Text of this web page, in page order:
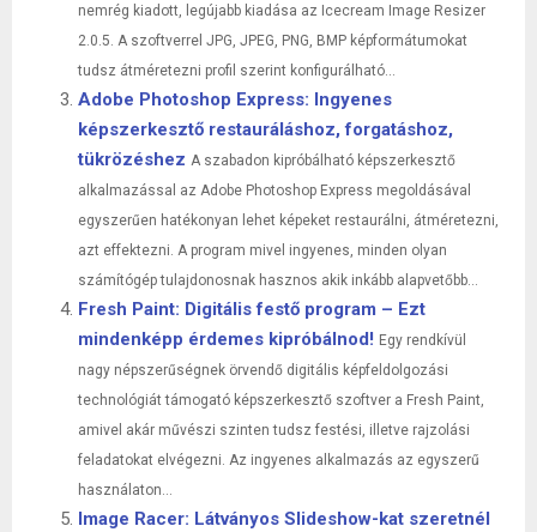
nemrég kiadott, legújabb kiadása az Icecream Image Resizer
2.0.5. A szoftverrel JPG, JPEG, PNG, BMP képformátumokat
tudsz átméretezni profil szerint konfigurálható...
Adobe Photoshop Express: Ingyenes
képszerkesztő restauráláshoz, forgatáshoz,
tükrözéshez A szabadon kipróbálható képszerkesztő
alkalmazással az Adobe Photoshop Express megoldásával
egyszerűen hatékonyan lehet képeket restaurálni, átméretezni,
azt effektezni. A program mivel ingyenes, minden olyan
számítógép tulajdonosnak hasznos akik inkább alapvetőbb...
Fresh Paint: Digitális festő program – Ezt
mindenképp érdemes kipróbálnod! Egy rendkívül
nagy népszerűségnek örvendő digitális képfeldolgozási
technológiát támogató képszerkesztő szoftver a Fresh Paint,
amivel akár művészi szinten tudsz festési, illetve rajzolási
feladatokat elvégezni. Az ingyenes alkalmazás az egyszerű
használaton...
Image Racer: Látványos Slideshow-kat szeretnél